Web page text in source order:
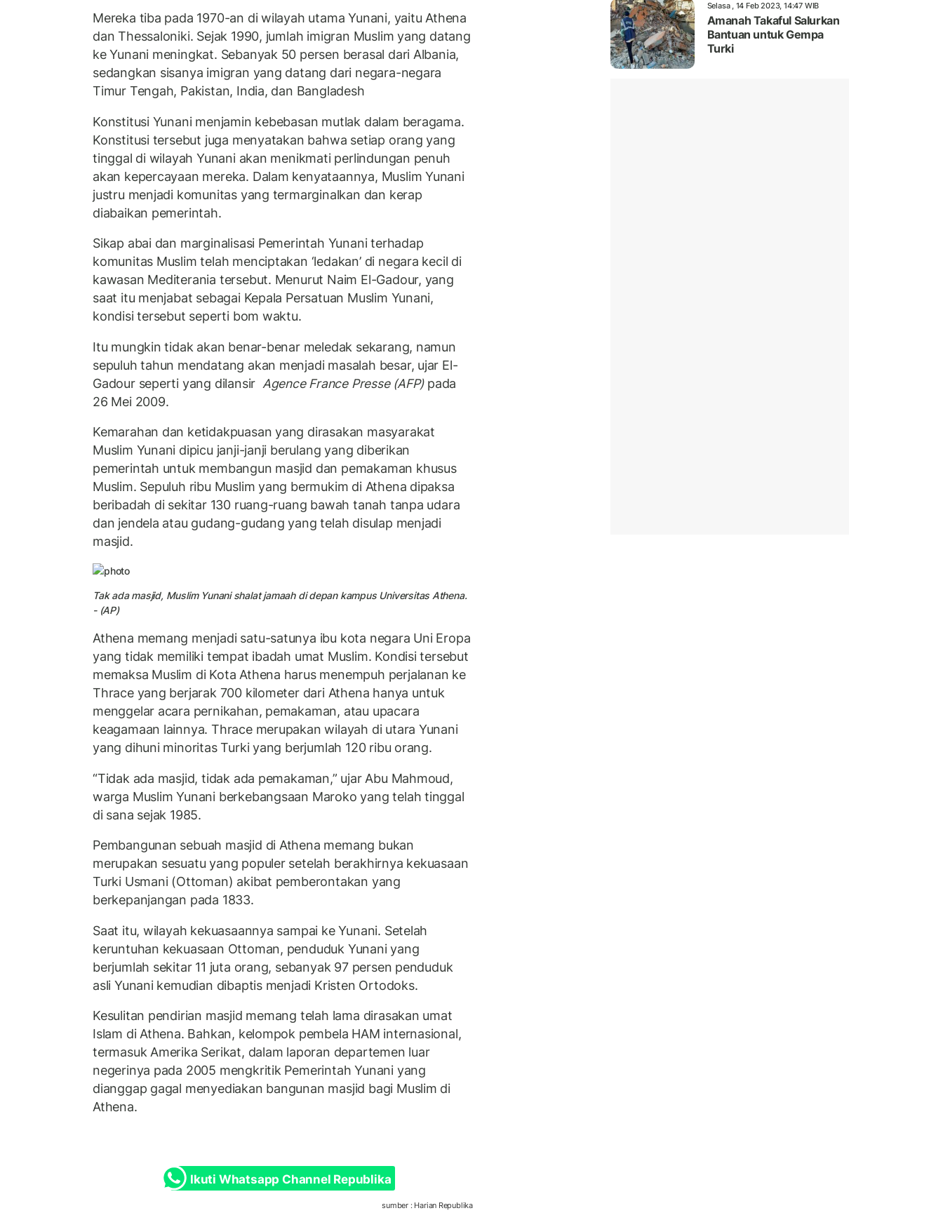
Mereka tiba pada 1970-an di wilayah utama Yunani, yaitu Athena
dan Thessaloniki. Sejak 1990, jumlah imigran Muslim yang datang
ke Yunani meningkat. Sebanyak 50 persen berasal dari Albania,
sedangkan sisanya imigran yang datang dari negara-negara
Timur Tengah, Pakistan, India, dan Bangladesh
Konstitusi Yunani menjamin kebebasan mutlak dalam beragama.
Konstitusi tersebut juga menyatakan bahwa setiap orang yang
tinggal di wilayah Yunani akan menikmati perlindungan penuh
akan kepercayaan mereka. Dalam kenyataannya, Muslim Yunani
justru menjadi komunitas yang termarginalkan dan kerap
diabaikan pemerintah.
Sikap abai dan marginalisasi Pemerintah Yunani terhadap
komunitas Muslim telah menciptakan ‘ledakan’ di negara kecil di
kawasan Mediterania tersebut. Menurut Naim El-Gadour, yang
saat itu menjabat sebagai Kepala Persatuan Muslim Yunani,
kondisi tersebut seperti bom waktu.
Itu mungkin tidak akan benar-benar meledak sekarang, namun
sepuluh tahun mendatang akan menjadi masalah besar, ujar El-
Gadour seperti yang dilansir Agence France Presse (AFP)pada
26 Mei 2009.
Kemarahan dan ketidakpuasan yang dirasakan masyarakat
Muslim Yunani dipicu janji-janji berulang yang diberikan
pemerintah untuk membangun masjid dan pemakaman khusus
Muslim. Sepuluh ribu Muslim yang bermukim di Athena dipaksa
beribadah di sekitar 130 ruang-ruang bawah tanah tanpa udara
dan jendela atau gudang-gudang yang telah disulap menjadi
masjid.
Tak ada masjid, Muslim Yunani shalat jamaah di depan kampus Universitas Athena.
- (AP)
Athena memang menjadi satu-satunya ibu kota negara Uni Eropa
yang tidak memiliki tempat ibadah umat Muslim. Kondisi tersebut
memaksa Muslim di Kota Athena harus menempuh perjalanan ke
Thrace yang berjarak 700 kilometer dari Athena hanya untuk
menggelar acara pernikahan, pemakaman, atau upacara
keagamaan lainnya. Thrace merupakan wilayah di utara Yunani
yang dihuni minoritas Turki yang berjumlah 120 ribu orang.
“Tidak ada masjid, tidak ada pemakaman,” ujar Abu Mahmoud,
warga Muslim Yunani berkebangsaan Maroko yang telah tinggal
di sana sejak 1985.
Pembangunan sebuah masjid di Athena memang bukan
merupakan sesuatu yang populer setelah berakhirnya kekuasaan
Turki Usmani (Ottoman) akibat pemberontakan yang
berkepanjangan pada 1833.
Saat itu, wilayah kekuasaannya sampai ke Yunani. Setelah
keruntuhan kekuasaan Ottoman, penduduk Yunani yang
berjumlah sekitar 11 juta orang, sebanyak 97 persen penduduk
asli Yunani kemudian dibaptis menjadi Kristen Ortodoks.
Kesulitan pendirian masjid memang telah lama dirasakan umat
Islam di Athena. Bahkan, kelompok pembela HAM internasional,
termasuk Amerika Serikat, dalam laporan departemen luar
negerinya pada 2005 mengkritik Pemerintah Yunani yang
dianggap gagal menyediakan bangunan masjid bagi Muslim di
Athena.
Ikuti Whatsapp Channel Republika
sumber : Harian Republika
Selasa , 14 Feb 2023, 14:47 WIB
Amanah Takaful Salurkan
Bantuan untuk Gempa
Turki